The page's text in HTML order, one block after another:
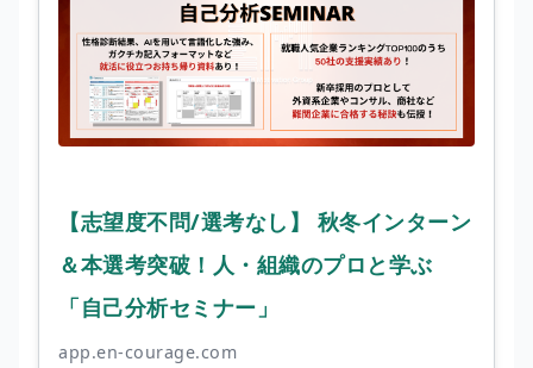
【志望度不問/選考なし】 秋冬インターン
＆本選考突破！人・組織のプロと学ぶ
「自己分析セミナー」
app.en-courage.com